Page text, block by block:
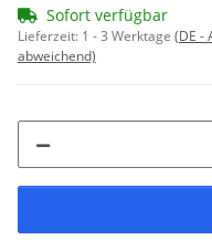
Sofort verfügbar
Lieferzeit: 1 - 3 Werktage (DE -
abweichend)